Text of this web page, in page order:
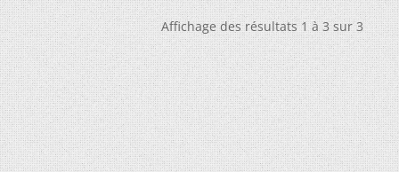
Affichage des résultats 1 à 3 sur 3